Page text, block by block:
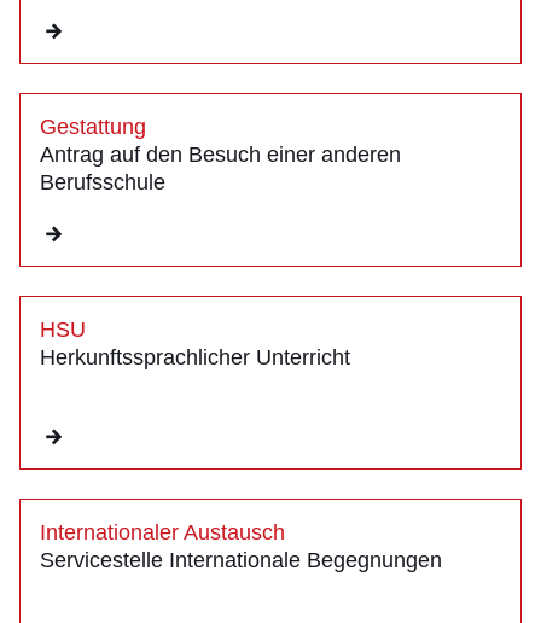
Gestattung
Antrag auf den Besuch einer anderen
Berufsschule
HSU
Herkunftssprachlicher Unterricht
Internationaler Austausch
Servicestelle Internationale Begegnungen